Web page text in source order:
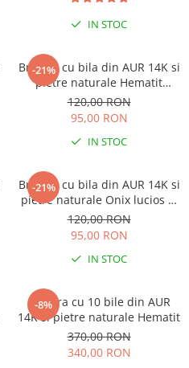
IN STOC
-21%
Bratara cu bila din AUR 14K si
pietre naturale Hematit
discuri
120,00 RON
95,00 RON
IN STOC
-21%
Bratara cu bila din AUR 14K si
pietre naturale Onix lucios si
mat
120,00 RON
95,00 RON
IN STOC
-8%
Bratara cu 10 bile din AUR
14K si pietre naturale Hematit
370,00 RON
340,00 RON